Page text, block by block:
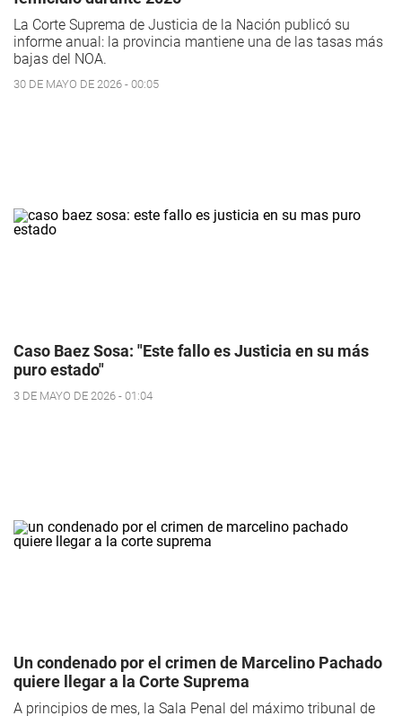
La Corte Suprema de Justicia de la Nación publicó su
informe anual: la provincia mantiene una de las tasas más
bajas del NOA.
30 DE MAYO DE 2026 - 00:05
Caso Baez Sosa: "Este fallo es Justicia en su más
puro estado"
3 DE MAYO DE 2026 - 01:04
Un condenado por el crimen de Marcelino Pachado
quiere llegar a la Corte Suprema
A principios de mes, la Sala Penal del máximo tribunal de